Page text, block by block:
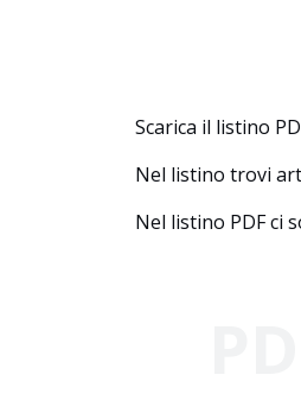
Scarica il listino
Nel listino trovi
Nel listino PDF ci